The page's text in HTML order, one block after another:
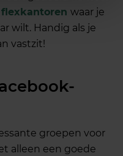
flexkantorenwaar je
wilt. Handig als je
vastzit!
groepen voor
alleen een goede